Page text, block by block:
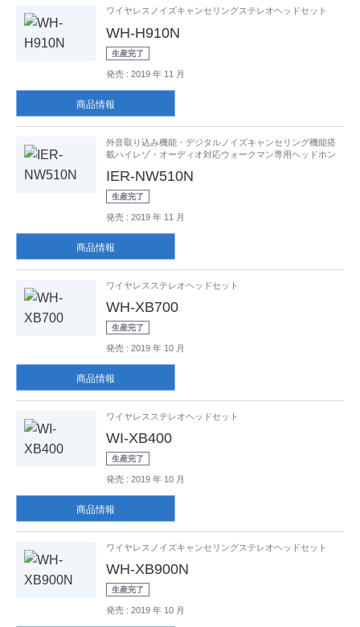
ワイヤレスノイズキャンセリングステレオヘッドセット
WH-H910N
生産完了
発売 : 2019 年 11 月
商品情報
外音取り込み機能・デジタルノイズキャンセリング機能搭
載ハイレゾ・オーディオ対応ウォークマン専用ヘッドホン
IER-NW510N
生産完了
発売 : 2019 年 11 月
商品情報
ワイヤレスステレオヘッドセット
WH-XB700
生産完了
発売 : 2019 年 10 月
商品情報
ワイヤレスステレオヘッドセット
WI-XB400
生産完了
発売 : 2019 年 10 月
商品情報
ワイヤレスノイズキャンセリングステレオヘッドセット
WH-XB900N
生産完了
発売 : 2019 年 10 月